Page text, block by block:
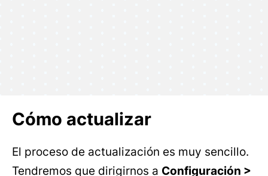
Cómo actualizar
El proceso de actualización es muy sencillo.
Tendremos que dirigirnos a Configuración >